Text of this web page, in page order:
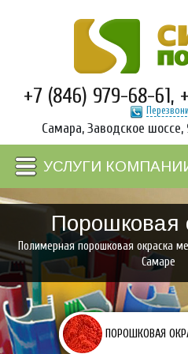
+7 (846) 979-68-61,
Самара, Заводское шоссе,
УСЛУГИ
КОМПАНИИ
ПОРОШКОВАЯ
ОКРАСКА
ПОРОШКОВАЯ
ОКРАСКА
ОКОН
ОСТЕКЛЕНИЯ
ПОРОШКОВАЯ
ОКРАСКА
МЕТАЛЛИЧЕСКИХ
ДВЕРЕЙ
ПОРОШКОВАЯ
ОКРАСКА
МЕТАЛЛОЧЕРЕПИЦЫ
Порошковая
Полимерная порошковая окраска
Самаре
ПОРОШКОВАЯ